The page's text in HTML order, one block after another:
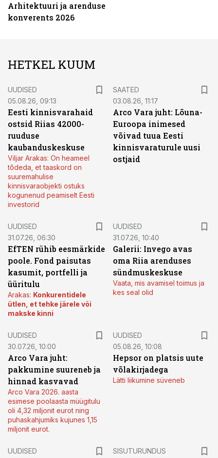
Arhitektuuri ja arenduse
konverents 2026
HETKEL KUUM
UUDISED
05.08.26, 09:13
Eesti kinnisvarahaid
ostsid Riias 42000-
ruuduse
kaubanduskeskuse
Viljar Arakas: On heameel
tõdeda, et taaskord on
suuremahulise
kinnisvaraobjekti ostuks
kogunenud peamiselt Eesti
investorid
SAATED
03.08.26, 11:17
Arco Vara juht: Lõuna-
Euroopa inimesed
võivad tuua Eesti
kinnisvaraturule uusi
ostjaid
UUDISED
31.07.26, 06:30
EfTEN rühib eesmärkide
poole. Fond paisutas
kasumit, portfelli ja
üüritulu
Arakas: Konkurentidele
ütlen, et tehke järele või
makske kinni
UUDISED
31.07.26, 10:40
Galerii: Invego avas
oma Riia arenduses
sündmuskeskuse
Vaata, mis avamisel toimus ja
kes seal olid
UUDISED
30.07.26, 10:00
Arco Vara juht:
pakkumine suureneb ja
hinnad kasvavad
Arco Vara 2026. aasta
esimese poolaasta müügitulu
oli 4,32 miljonit eurot ning
puhaskahjumiks kujunes 1,15
miljonit eurot.
UUDISED
05.08.26, 10:08
Hepsor on platsis uute
võlakirjadega
Lätti liikumine süveneb
UUDISED SISUTURUNDUS